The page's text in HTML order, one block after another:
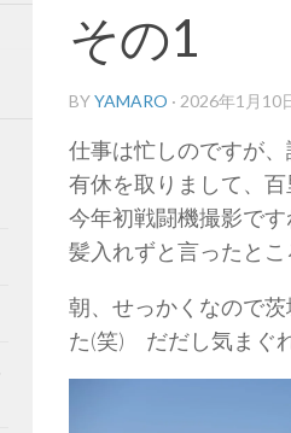
その1
BYYAMARO · 2026年1月10
仕事は忙しのですが
有休を取りまして、百
今年初戦闘機撮影で
髪入れずと言ったとこ
朝、せっかくなので
た(笑) だだし気まぐ